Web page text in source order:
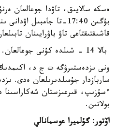
ەسكە سالايىق، تاۋدا جوعالعان
قاشىقتىقتاعى تاۋ باۋرايىنان
بالا 14 - شىلدە كۇنى جوعالعان.
ونى ىزدەستىرۋگە ت ج د،
ساربازدار جۇمىلدىرىلعان ەدى.
ءسۇزىپ، قىرعىزستان شەكاراسىنا
بولاتىن.
اۆتور: گۇلميرا عوسمانالي